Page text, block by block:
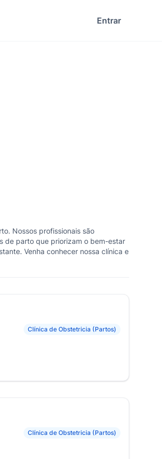
Entrar
Nossos profissionais são
de parto que priorizam o bem-estar
Venha conhecer nossa clínica e
Clínica de Obstetricia (Partos)
Clínica de Obstetricia (Partos)